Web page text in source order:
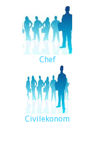
Chef
Civilekonom